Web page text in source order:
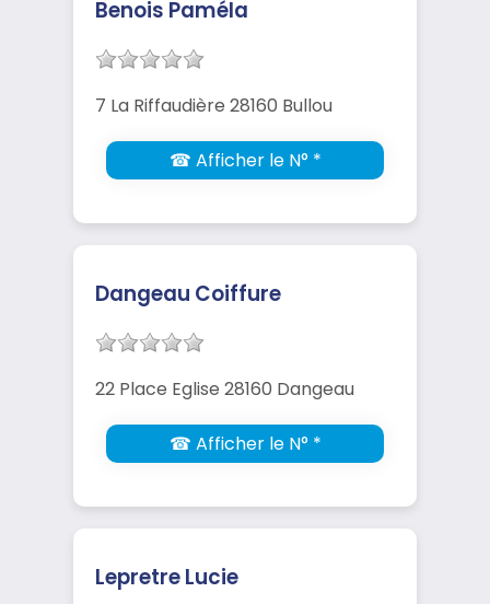
Benois Paméla
7 La Riffaudière 28160 Bullou
☎ Afficher le N° *
Dangeau Coiffure
22 Place Eglise 28160 Dangeau
☎ Afficher le N° *
Lepretre Lucie